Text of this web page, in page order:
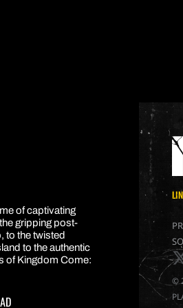
SILVER
of captivating
gripping post-
to the twisted
to the authentic
of Kingdom Come:
x
©